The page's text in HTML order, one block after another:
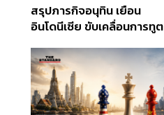
สรุปภารกิจอนุทิน เยือน
อินโดนีเซีย ขับเคลื่อนการทูต
ส่วนยุทธศาสตร์ไทย –
อินโดนีเซีย